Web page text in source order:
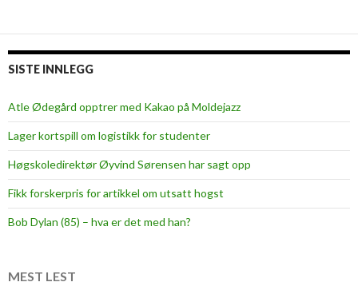
n
i
-
n
l
i
i
m
SISTE INNLEGG
Atle Ødegård opptrer med Kakao på Moldejazz
Lager kortspill om logistikk for studenter
Høgskoledirektør Øyvind Sørensen har sagt opp
Fikk forskerpris for artikkel om utsatt hogst
Bob Dylan (85) – hva er det med han?
MEST LEST